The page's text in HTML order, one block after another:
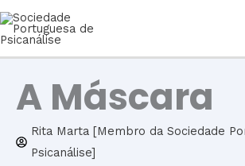
Skip
A Máscara
Rita Marta [Membro da Sociedade
Psicanálise]